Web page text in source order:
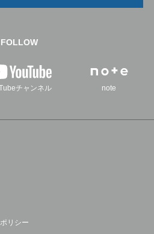
FOLLOW
チャンネル note
リシー